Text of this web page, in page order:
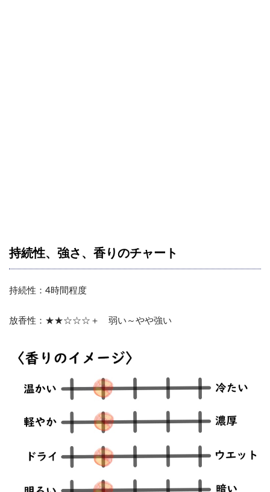
持続性、強さ、香りのチャート
持続性：4時間程度
放香性：★★☆☆☆＋ 弱い～やや強い